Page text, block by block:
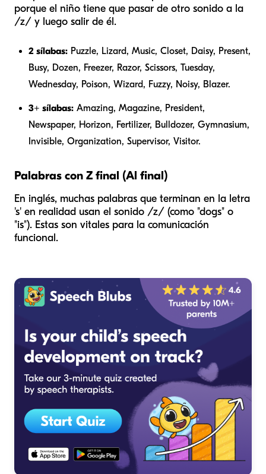
porque el niño tiene que pasar de otro sonido a la
/z/ y luego salir de él.
2 sílabas: Puzzle, Lizard, Music, Closet, Daisy, Present,
Busy, Dozen, Freezer, Razor, Scissors, Tuesday,
Wednesday, Poison, Wizard, Fuzzy, Noisy, Blazer.
3+ sílabas: Amazing, Magazine, President,
Newspaper, Horizon, Fertilizer, Bulldozer, Gymnasium,
Invisible, Organization, Supervisor, Visitor.
Palabras con Z final (Al final)
En inglés, muchas palabras que terminan en la letra
's' en realidad usan el sonido /z/ (como "dogs" o
"is"). Estas son vitales para la comunicación
funcional.